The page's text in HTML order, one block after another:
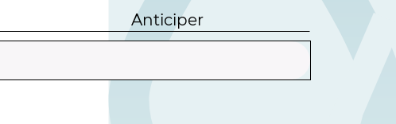
Anticiper